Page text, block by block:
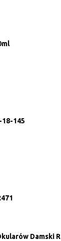
18-145
Damski